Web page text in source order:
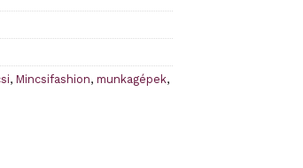
, Mincsifashion, munkagépek,